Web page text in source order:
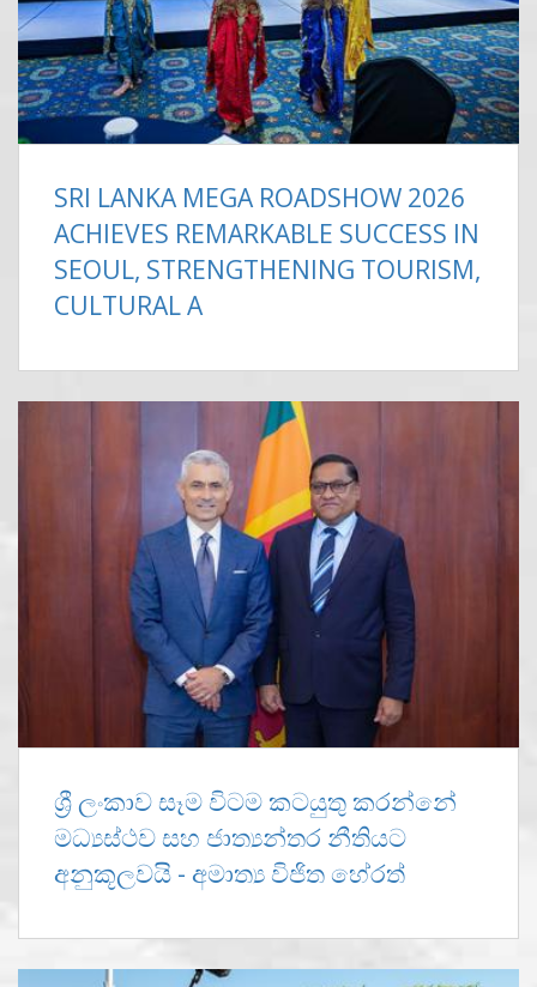
SRI LANKA MEGA ROADSHOW 2026
ACHIEVES REMARKABLE SUCCESS IN
SEOUL, STRENGTHENING TOURISM,
CULTURAL A
ශ්‍රී ලංකාව සෑම විටම කටයුතු කරන්නේ
මධ්‍යස්ථව සහ ජාත්‍යන්තර නීතියට
අනුකූලවයි - අමාත්‍ය විජිත හේරත්